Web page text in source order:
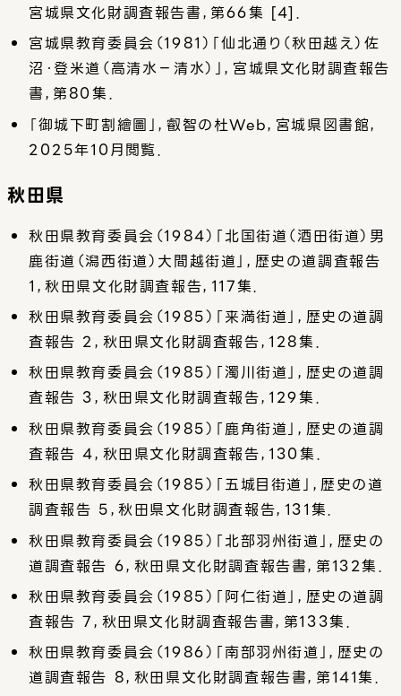
宮城県文化財調査報告書，第66集 [4]．
宮城県教育委員会（1981）「仙北通り（秋田越え）佐
沼・登米道（高清水−清水）」，宮城県文化財調査報告
書，第80集．
「御城下町割繪圖」，叡智の杜Web，宮城県図書館，
2025年10月閲覧．
秋田県
秋田県教育委員会（1984）「北国街道（酒田街道）男
鹿街道（潟西街道）大間越街道」，歴史の道調査報告
1，秋田県文化財調査報告，117集．
秋田県教育委員会（1985）「来満街道」，歴史の道調
査報告 2，秋田県文化財調査報告，128集．
秋田県教育委員会（1985）「濁川街道」，歴史の道調
査報告 3，秋田県文化財調査報告，129集．
秋田県教育委員会（1985）「鹿角街道」，歴史の道調
査報告 4，秋田県文化財調査報告，130集．
秋田県教育委員会（1985）「五城目街道」，歴史の道
調査報告 5，秋田県文化財調査報告，131集．
秋田県教育委員会（1985）「北部羽州街道」，歴史の
道調査報告 6，秋田県文化財調査報告書，第132集．
秋田県教育委員会（1985）「阿仁街道」，歴史の道調
査報告 7，秋田県文化財調査報告書，第133集．
秋田県教育委員会（1986）「南部羽州街道」，歴史の
道調査報告 8，秋田県文化財調査報告書，第141集．